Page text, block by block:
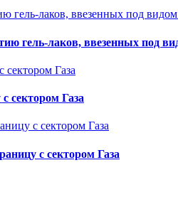
гель-лаков, ввезенных под
сектором Газа
с сектором Газа